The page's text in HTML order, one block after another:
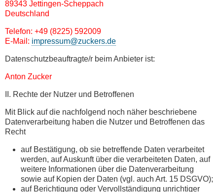
89343 Jettingen-Scheppach
Deutschland
Telefon: +49 (8225) 592009
E-Mail: impressum@zuckers.de
Datenschutzbeauftragte/r beim Anbieter ist:
Anton Zucker
II. Rechte der Nutzer und Betroffenen
Mit Blick auf die nachfolgend noch näher beschriebene
Datenverarbeitung haben die Nutzer und Betroffenen das
Recht
auf Bestätigung, ob sie betreffende Daten verarbeitet
werden, auf Auskunft über die verarbeiteten Daten, auf
weitere Informationen über die Datenverarbeitung
sowie auf Kopien der Daten (vgl. auch Art. 15 DSGVO);
auf Berichtigung oder Vervollständigung unrichtiger